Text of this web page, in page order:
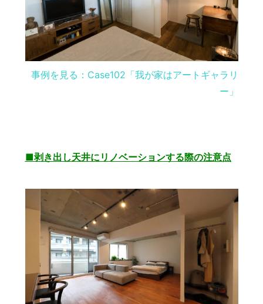
事例を見る：Case102「我が家はアートギャラリ
ー」
■剥き出し天井にリノベーションする際の注意点